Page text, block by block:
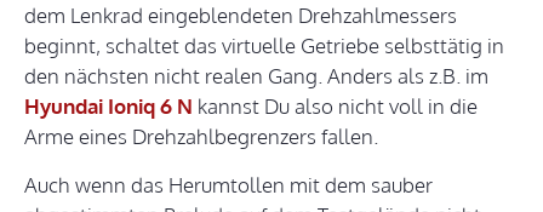
dem Lenkrad eingeblendeten Drehzahlmessers
beginnt, schaltet das virtuelle Getriebe selbsttätig in
den nächsten nicht realen Gang. Anders als z.B. im
Hyundai Ioniq 6 N kannst Du also nicht voll in die
Arme eines Drehzahlbegrenzers fallen.
Auch wenn das Herumtollen mit dem sauber